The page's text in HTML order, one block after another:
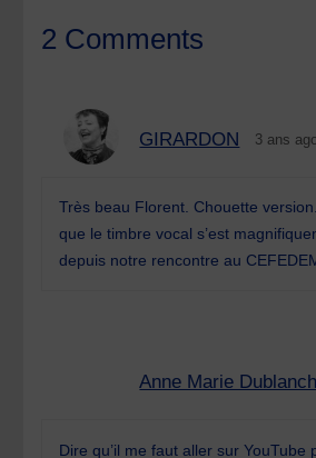
2 Comments
GIRARDON 3 ans
Très beau Florent. Chouette
que le timbre vocal s’est
depuis notre rencontre au
Anne Marie
Dire qu’il me faut aller sur YouTube